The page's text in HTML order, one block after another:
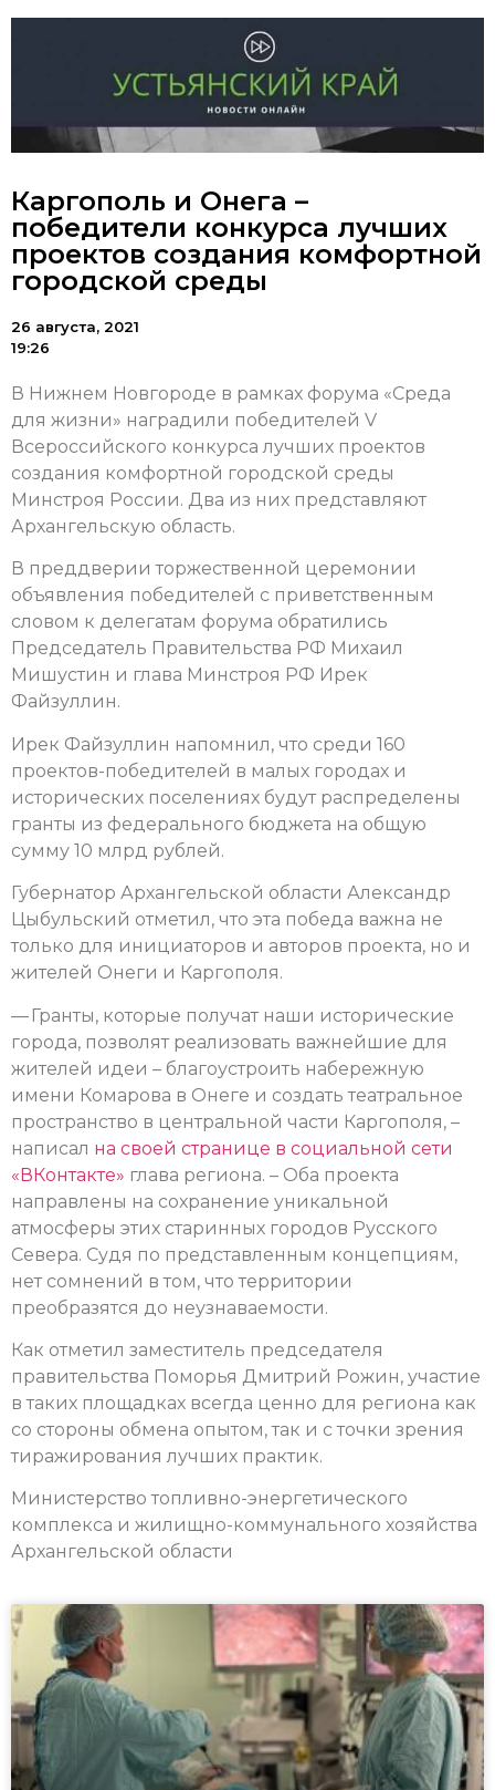
Каргополь и Онега –
победители конкурса лучших
проектов создания комфортной
городской среды
26 августа, 2021
19:26
В Нижнем Новгороде в рамках форума «Среда
для жизни» наградили победителей V
Всероссийского конкурса лучших проектов
создания комфортной городской среды
Минстроя России. Два из них представляют
Архангельскую область.
В преддверии торжественной церемонии
объявления победителей с приветственным
словом к делегатам форума обратились
Председатель Правительства РФ Михаил
Мишустин и глава Минстроя РФ Ирек
Файзуллин.
Ирек Файзуллин напомнил, что среди 160
проектов-победителей в малых городах и
исторических поселениях будут распределены
гранты из федерального бюджета на общую
сумму 10 млрд рублей.
Губернатор Архангельской области Александр
Цыбульский отметил, что эта победа важна не
только для инициаторов и авторов проекта, но и
жителей Онеги и Каргополя.
— Гранты, которые получат наши исторические
города, позволят реализовать важнейшие для
жителей идеи – благоустроить набережную
имени Комарова в Онеге и создать театральное
пространство в центральной части Каргополя, –
написал на своей странице в социальной сети
«ВКонтакте» глава региона. – Оба проекта
направлены на сохранение уникальной
атмосферы этих старинных городов Русского
Севера. Судя по представленным концепциям,
нет сомнений в том, что территории
преобразятся до неузнаваемости.
Как отметил заместитель председателя
правительства Поморья Дмитрий Рожин, участие
в таких площадках всегда ценно для региона как
со стороны обмена опытом, так и с точки зрения
тиражирования лучших практик.
Министерство топливно-энергетического
комплекса и жилищно-коммунального хозяйства
Архангельской области